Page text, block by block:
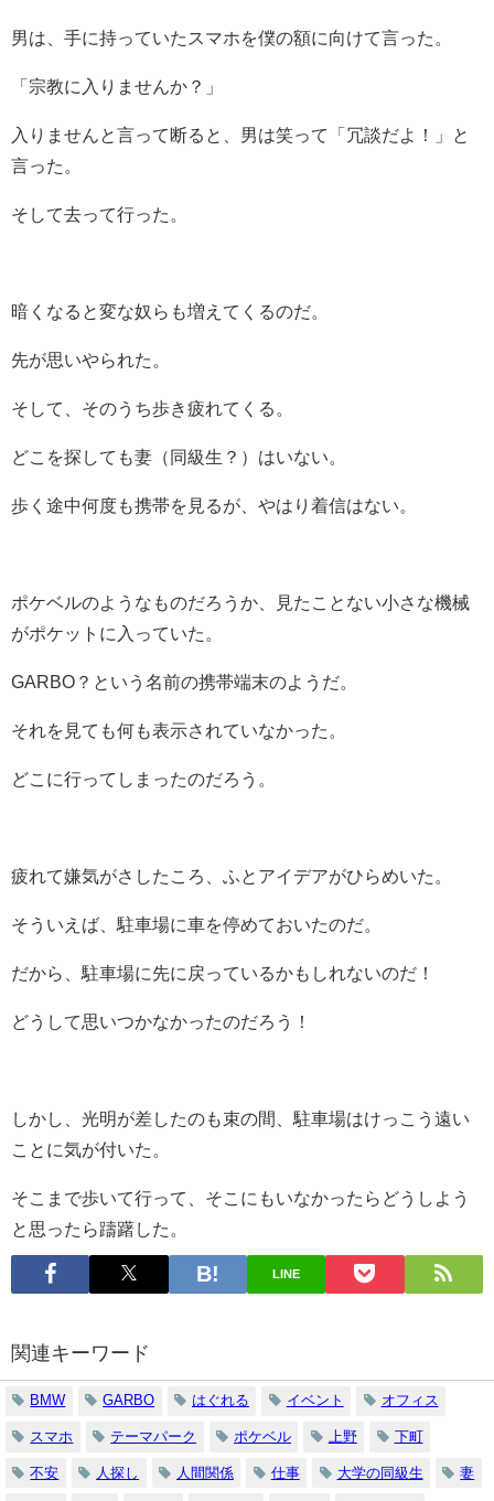
男は、手に持っていたスマホを僕の額に向けて言った。
「宗教に入りませんか？」
入りませんと言って断ると、男は笑って「冗談だよ！」と
言った。
そして去って行った。
暗くなると変な奴らも増えてくるのだ。
先が思いやられた。
そして、そのうち歩き疲れてくる。
どこを探しても妻（同級生？）はいない。
歩く途中何度も携帯を見るが、やはり着信はない。
ポケベルのようなものだろうか、見たことない小さな機械
がポケットに入っていた。
GARBO？という名前の携帯端末のようだ。
それを見ても何も表示されていなかった。
どこに行ってしまったのだろう。
疲れて嫌気がさしたころ、ふとアイデアがひらめいた。
そういえば、駐車場に車を停めておいたのだ。
だから、駐車場に先に戻っているかもしれないのだ！
どうして思いつかなかったのだろう！
しかし、光明が差したのも束の間、駐車場はけっこう遠い
ことに気が付いた。
そこまで歩いて行って、そこにもいなかったらどうしよう
と思ったら躊躇した。
LINE
関連キーワード
BMW GARBO はぐれる イベント オフィス
スマホ テーマパーク ポケベル 上野 下町
不安 人探し 人間関係 仕事 大学の同級生 妻